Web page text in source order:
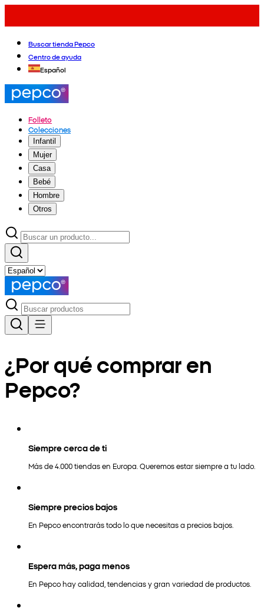
Buscar tienda Pepco
Centro de ayuda
Español
Folleto
Colecciones
Infantil
Mujer
Casa
Bebé
Hombre
Otros
¿Por qué comprar en
Pepco?
Siempre cerca de ti
Más de 4.000 tiendas en Europa. Queremos estar siempre a tu lado.
Siempre precios bajos
En Pepco encontrarás todo lo que necesitas a precios bajos.
Espera más, paga menos
En Pepco hay calidad, tendencias y gran variedad de productos.